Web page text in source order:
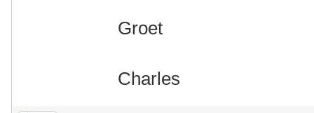
Groet
Charles